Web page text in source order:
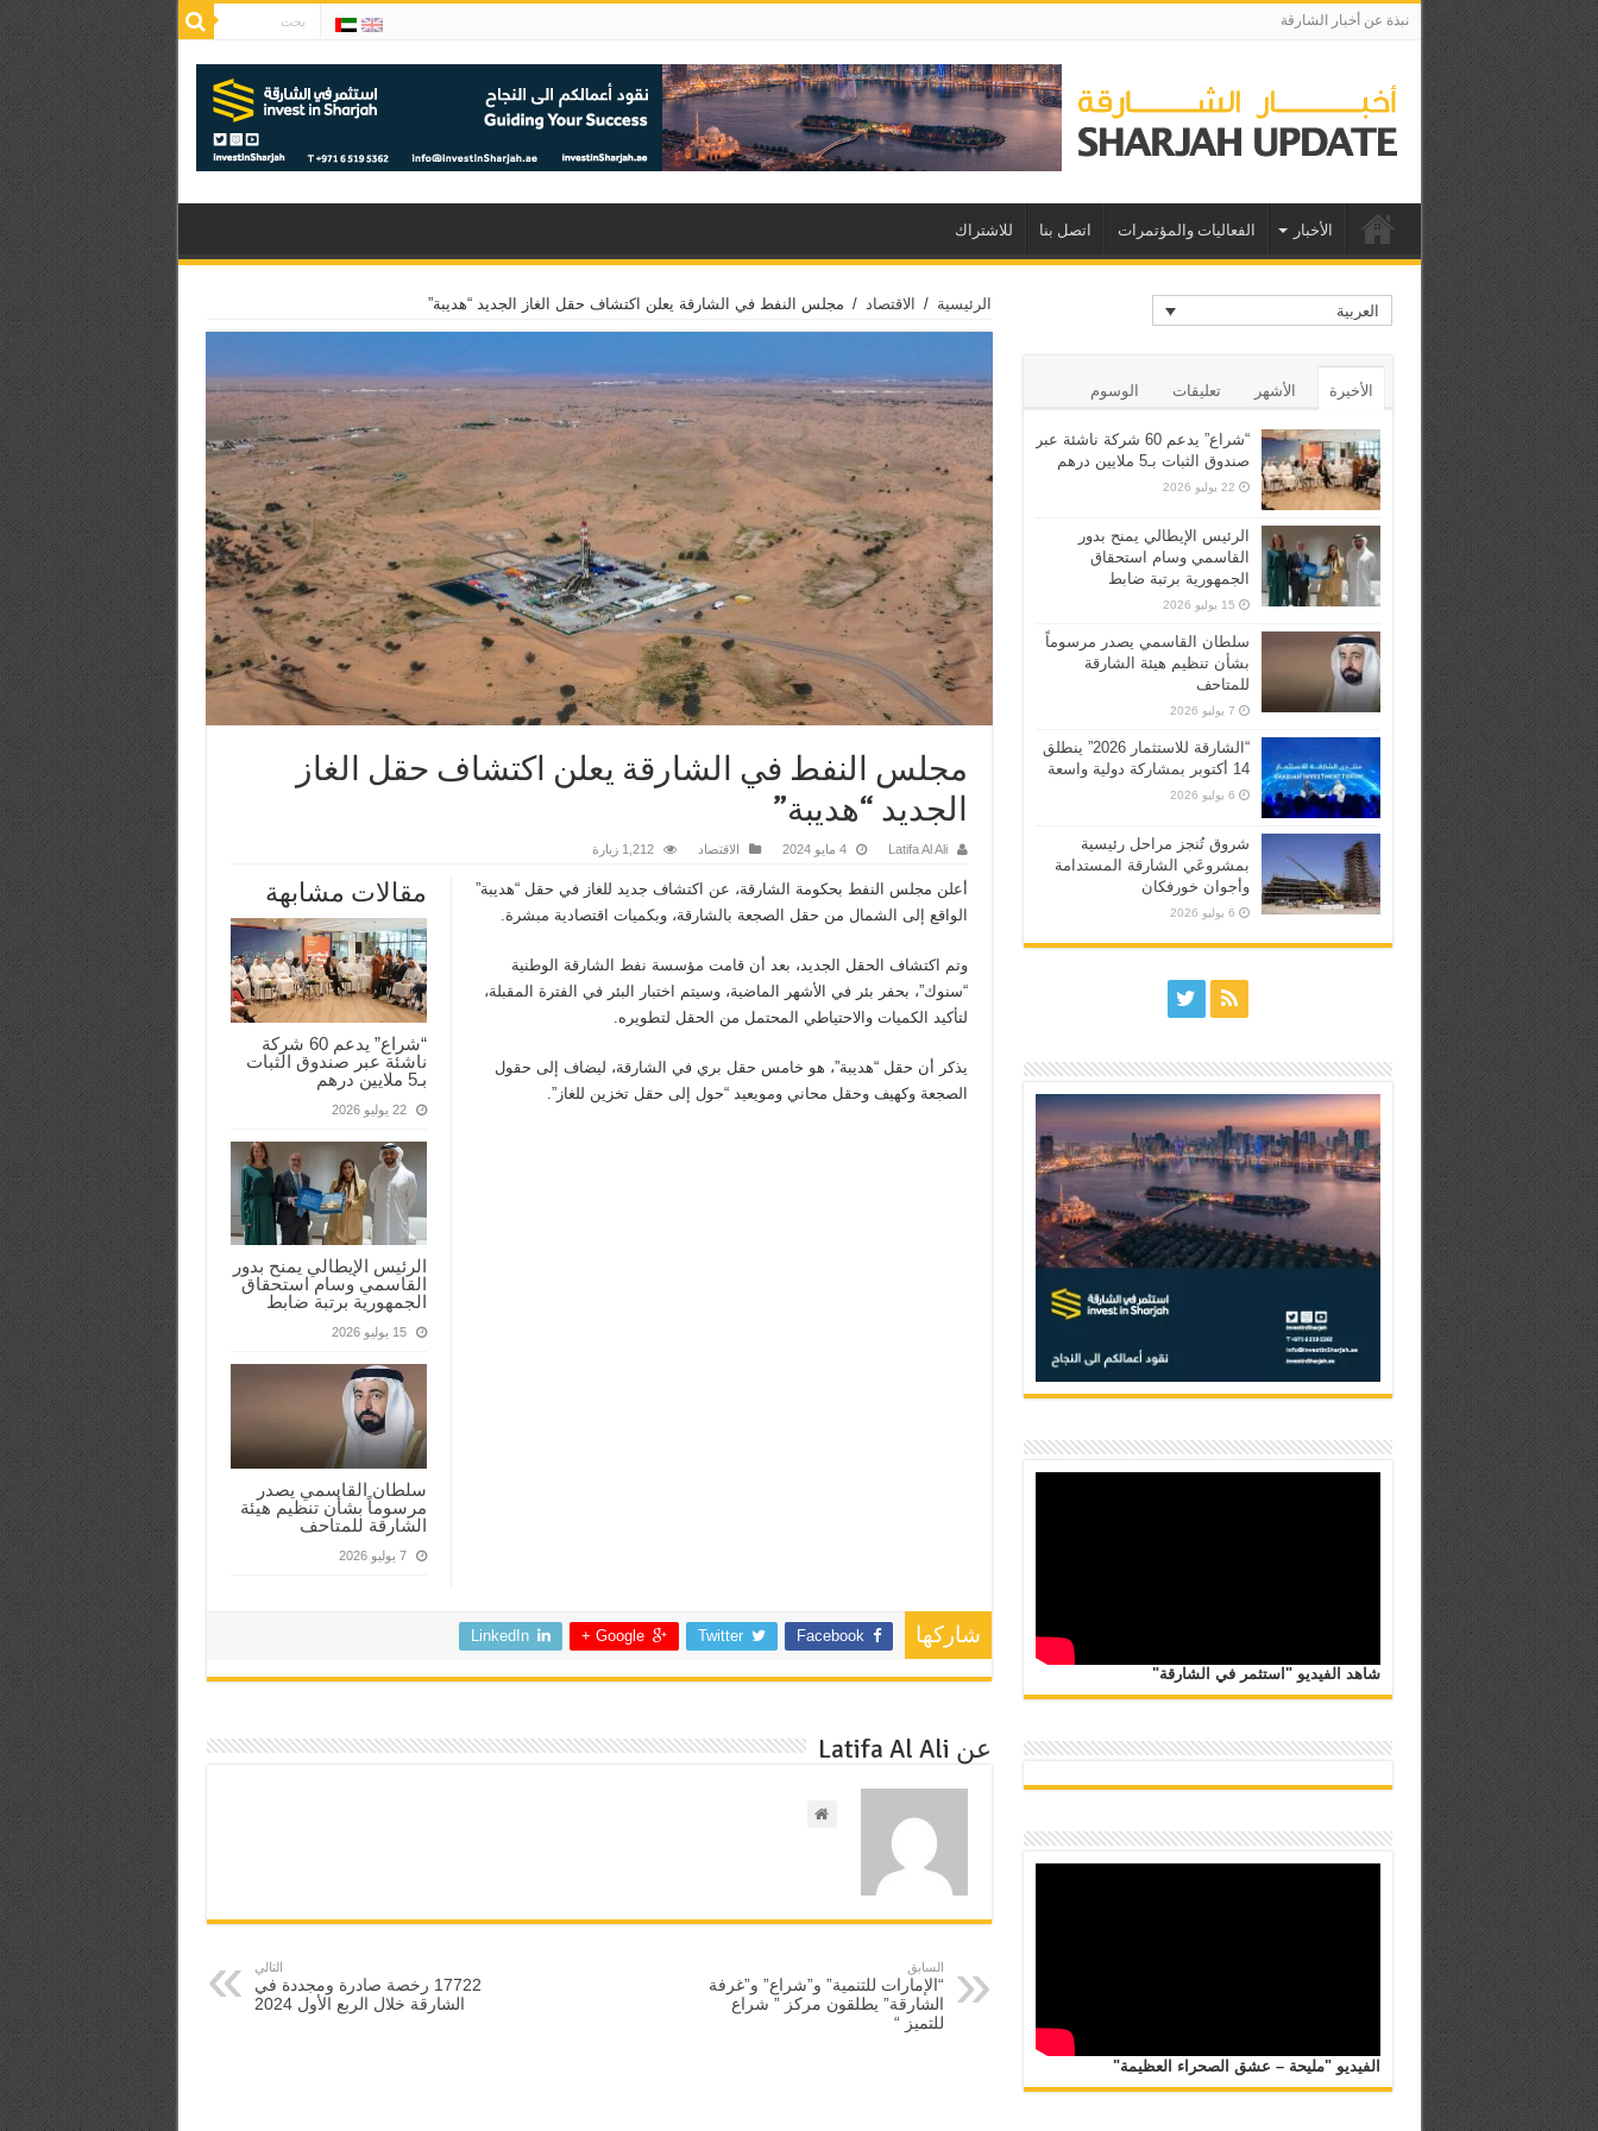
نبذة عن أخبار الشارقة
الأخبار الفعاليات والمؤتمرات اتصل بنا للاشتراك
الرئيسية / الاقتصاد / مجلس النفط في الشارقة يعلن اكتشاف حقل الغاز الجديد “هديبة”
مجلس النفط في الشارقة يعلن اكتشاف حقل الغاز
الجديد “هديبة”
Latifa Al Ali 4 مايو 2024 الاقتصاد 1,212 زيارة
مقالات مشابهة
“شراع” يدعم 60 شركة
ناشئة عبر صندوق الثبات
بـ5 ملايين درهم
22 يوليو 2026
الرئيس الإيطالي يمنح بدور
القاسمي وسام استحقاق
الجمهورية برتبة ضابط
15 يوليو 2026
سلطان القاسمي يصدر
مرسوماً بشأن تنظيم هيئة
الشارقة للمتاحف
7 يوليو 2026
أعلن مجلس النفط بحكومة الشارقة، عن اكتشاف جديد للغاز في حقل “هديبة”
الواقع إلى الشمال من حقل الصجعة بالشارقة، وبكميات اقتصادية مبشرة.
وتم اكتشاف الحقل الجديد، بعد أن قامت مؤسسة نفط الشارقة الوطنية
“سنوك”، بحفر بئر في الأشهر الماضية، وسيتم اختبار البئر في الفترة المقبلة،
لتأكيد الكميات والاحتياطي المحتمل من الحقل لتطويره.
يذكر أن حقل “هديبة”، هو خامس حقل بري في الشارقة، ليضاف إلى حقول
الصجعة وكهيف وحقل محاني ومويعيد “حول إلى حقل تخزين للغاز”.
شاركها Facebook
Twitter
Google +
LinkedIn
عن Latifa Al Ali
السابق
“الإمارات للتنمية” و”شراع” و”غرفة
الشارقة” يطلقون مركز ” شراع
للتميز “
التالي
17722 رخصة صادرة ومجددة في
الشارقة خلال الربع الأول 2024
العربية
الأخيرة الأشهر تعليقات الوسوم
“شراع” يدعم 60 شركة ناشئة عبر
صندوق الثبات بـ5 ملايين درهم
22 يوليو 2026
الرئيس الإيطالي يمنح بدور
القاسمي وسام استحقاق
الجمهورية برتبة ضابط
15 يوليو 2026
سلطان القاسمي يصدر مرسوماً
بشأن تنظيم هيئة الشارقة
للمتاحف
7 يوليو 2026
“الشارقة للاستثمار 2026” ينطلق
14 أكتوبر بمشاركة دولية واسعة
6 يوليو 2026
شروق تُنجز مراحل رئيسية
بمشروعَي الشارقة المستدامة
وأجوان خورفكان
6 يوليو 2026
شاهد الفيديو "استثمر في الشارقة"
الفيديو "مليحة – عشق الصحراء العظيمة"